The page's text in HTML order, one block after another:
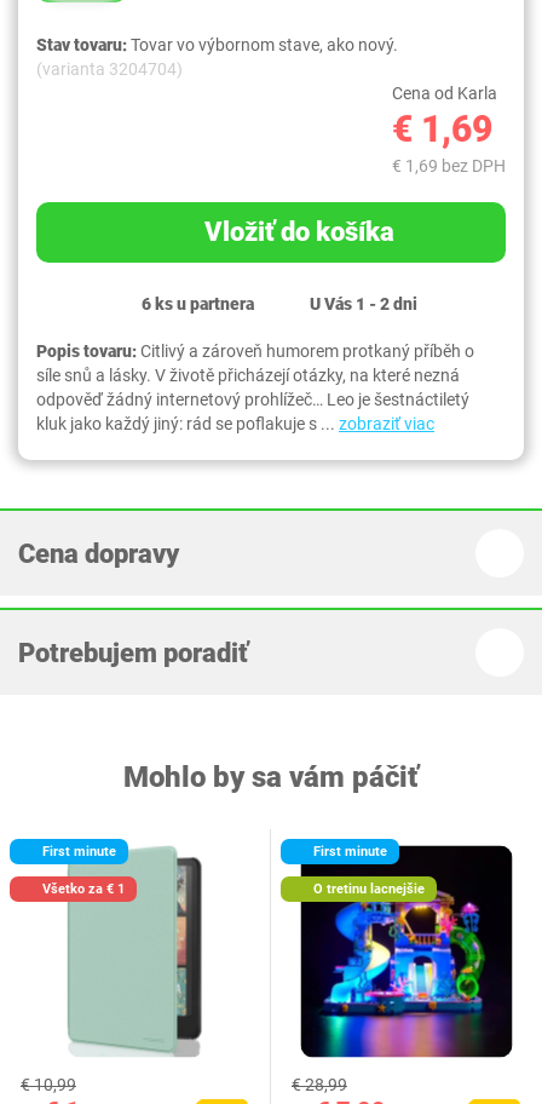
Stav tovaru:Tovar vo výbornom stave, ako nový.
(varianta 3204704)
Cena od Karla
€ 1,69
€ 1,69 bez DPH
Vložiť do košíka
6 ks u partnera U Vás 1 - 2 dni
Popis tovaru:Citlivý a zároveň humorem protkaný příběh o
síle snů a lásky. V životě přicházejí otázky, na které nezná
odpověď žádný internetový prohlížeč… Leo je šestnáctiletý
kluk jako každý jiný: rád se poflakuje s ... zobraziť viac
Cena dopravy
Potrebujem poradiť
Mohlo by sa vám páčiť
First minute
Všetko za € 1
€ 10,99
First minute
O tretinu lacnejšie
€ 28,99